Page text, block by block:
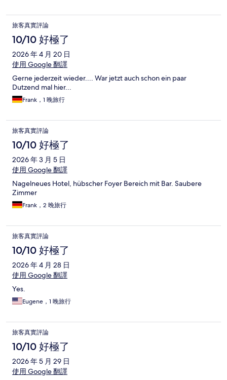
旅客真實評論
10/10 好極了
2026 年 4 月 20 日
使用 Google 翻譯
Gerne jederzeit wieder.... War jetzt auch schon ein paar
Dutzend mal hier...
Frank，1 晚旅行
旅客真實評論
10/10 好極了
2026 年 3 月 5 日
使用 Google 翻譯
Nagelneues Hotel, hübscher Foyer Bereich mit Bar. Saubere
Zimmer
Frank，2 晚旅行
旅客真實評論
10/10 好極了
2026 年 4 月 28 日
使用 Google 翻譯
Yes.
Eugene，1 晚旅行
旅客真實評論
10/10 好極了
2026 年 5 月 29 日
使用 Google 翻譯